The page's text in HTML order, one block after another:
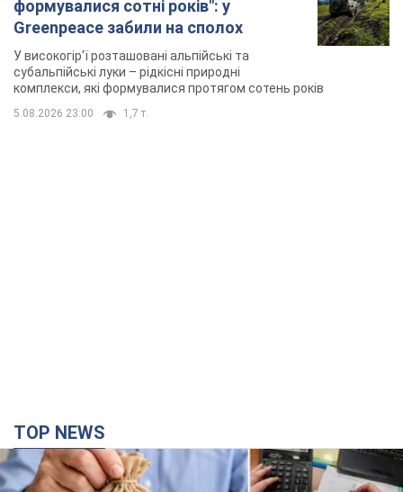
формувалися сотні років": у
Greenpeace забили на сполох
У високогір'ї розташовані альпійські та
субальпійські луки – рідкісні природні
комплекси, які формувалися протягом сотень років
5.08.2026 23:00 1,7 т.
TOP NEWS